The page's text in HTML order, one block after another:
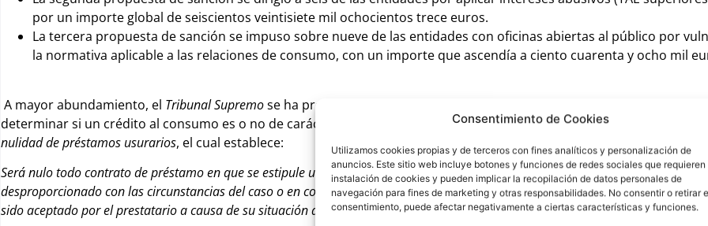
Consentimiento de Cookies
Utilizamos cookies propias y de terceros con fines analíticos y personalización de
anuncios. Este sitio web incluye botones y funciones de redes sociales que requieren
instalación de cookies y pueden implicar la recopilación de datos personales de
navegación para fines de marketing y otras responsabilidades. No consentir o retirar
consentimiento, puede afectar negativamente a ciertas características y funciones.
por un importe global de seiscientos veintisiete mil ochocientos trece euros.
La tercera propuesta de sanción se impuso sobre nueve de las entidades con oficinas abiertas al público por
la normativa aplicable a las relaciones de consumo, con un importe que ascendía a ciento cuarenta y ocho mil
A mayor abundamiento, el Tribunal Supremose ha pronunciado en diferentes sentencias estableciendo los
determinar si un crédito al consumo es o no de carácter usurario en vistas delArtículo 1de laLey de 23 de julio de 1908
nulidad de préstamos usurarios, el cual establece:
Será nulo todo contrato de préstamo en que se estipule un interés notablemente superior al normal del dinero y
desproporcionado con las circunstancias del caso o en condiciones tales que resulte aquél leonino, habiendo motivos para
sido aceptado por el prestatario a causa de su situación angustiosa, de su inexperiencia o de lo limitado de sus facultades